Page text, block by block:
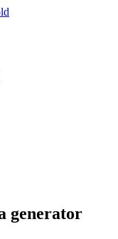
generator